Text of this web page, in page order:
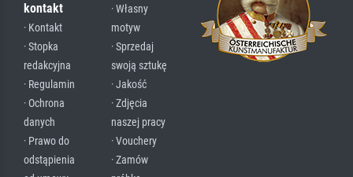
kontakt
· Kontakt
· Stopka
redakcyjna
· Regulamin
· Ochrona
danych
· Prawo do
odstąpienia
· Własny
motyw
· Sprzedaj
swoją sztukę
· Jakość
· Zdjęcia
naszej pracy
· Vouchery
· Zamów